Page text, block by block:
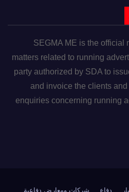
SEGMA ME is the official
matters related to running
party authorized by SDA to
and invoice the clients
enquiries concerning running
دفاع شركات ومعارض دفاعية